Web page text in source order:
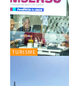
TURISME